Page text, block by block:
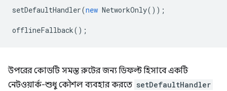
setDefaultHandler(new NetworkOnly());
offlineFallback();
উপরের কোডটি সমস্ত রুটের জন্য ডিফল্ট হিসাবে একটি
নেটওয়ার্ক-শুধু কৌশল ব্যবহার করতে setDefaultHandler